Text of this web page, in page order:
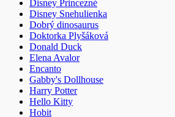
Disney Princezné
Disney Snehulienka
Dobrý dinosaurus
Doktorka Plyšáková
Donald Duck
Elena Avalor
Encanto
Gabby's Dollhouse
Harry Potter
Hello Kitty
Hobit